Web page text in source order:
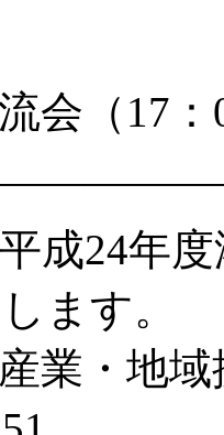
会（17
成24年
ます。
業・地